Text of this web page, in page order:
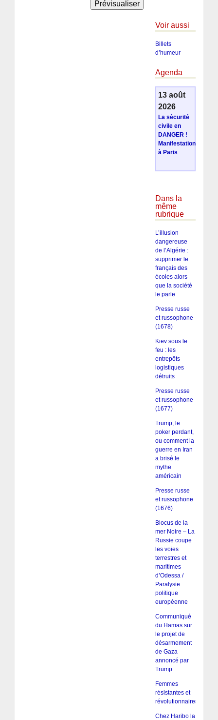
Voir aussi
Billets
d’humeur
Agenda
13 août
2026
La sécurité
civile en
DANGER !
Manifestation
à Paris
Dans la
même
rubrique
L’illusion
dangereuse
de l’Algérie :
supprimer le
français des
écoles alors
que la société
le parle
Presse russe
et russophone
(1678)
Kiev sous le
feu : les
entrepôts
logistiques
détruits
Presse russe
et russophone
(1677)
Trump, le
poker perdant,
ou comment la
guerre en Iran
a brisé le
mythe
américain
Presse russe
et russophone
(1676)
Blocus de la
mer Noire – La
Russie coupe
les voies
terrestres et
maritimes
d’Odessa /
Paralysie
politique
européenne
Communiqué
du Hamas sur
le projet de
désarmement
de Gaza
annoncé par
Trump
Femmes
résistantes et
révolutionnaires
Chez Haribo la